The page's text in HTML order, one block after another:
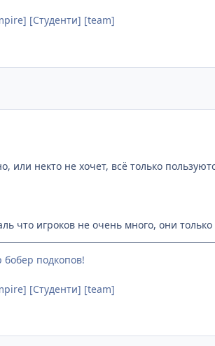
[Студенти] [team]
или некто не хочет, всё только
что игроков не очень много, они
бобер подкопов!
[Студенти] [team]